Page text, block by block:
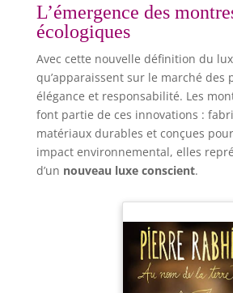
L’émergence des
écologiques
Avec cette nouvelle définition du
qu’apparaissent sur le marché des
élégance et responsabilité. Les
font partie de ces innovations :
matériaux durables et conçues
impact environnemental, elles
d’un nouveau luxe conscient.